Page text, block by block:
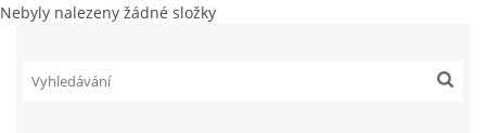
Nebyly nalezeny žádné složky